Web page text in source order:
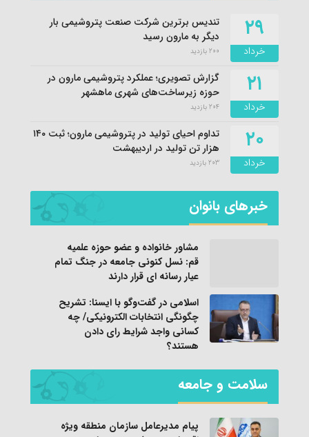
۲۹
خرداد
تندیس برترین شرکت صنعت پتروشیمی بار
دیگر به مارون رسید
200 بازدید
۲۱
خرداد
گزارش تصویری؛ عملکرد پتروشیمی مارون در
حوزه زیرساخت‌های شهری ماهشهر
204 بازدید
۲۰
خرداد
تداوم احیای تولید در پتروشیمی مارون؛ ثبت ۱۴۰
هزار تن تولید در اردیبهشت
203 بازدید
خبرهای بانوان
مشاور خانواده و عضو حوزه علمیه
قم: نسل کنونی جامعه در جنگ تمام
عیار رسانه ای قرار دارند
اسلامی در گفت‌وگو با ایسنا: تشریح
چگونگی انتخابات الکترونیکی/ چه
کسانی واجد شرایط رای دادن
هستند؟
سلامت و جامعه
پیام مدیرعامل سازمان منطقه ویژه